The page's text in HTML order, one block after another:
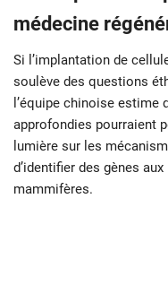
médecine
Si l’implantation de
soulève des questions
l’équipe chinoise estime
approfondies pourraient
lumière sur les
d’identifier des gènes
mammifères.